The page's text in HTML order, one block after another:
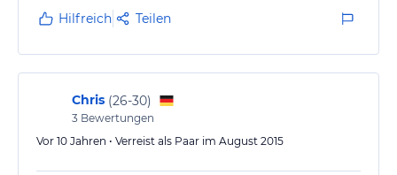
Hilfreich Teilen
Chris (26-30)
3 Bewertungen
Vor 10 Jahren • Verreist als Paar im August 2015